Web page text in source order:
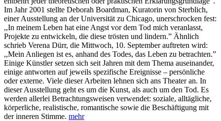
Im Jahr 2001 stellte Deborah Boardman, Kuratorin von Sterblich,
einer Ausstellung an der Universität zu Chicago, unerschrocken fest:
,,In meinem Leben hat eine Angst vor dem Tod mich veranlasst,
Projekte zu entwickeln, die diese trösten und lindern.” Ähnlich
schrieb Verena Dürr, die Mittwoch, 10. September auftreten wird:
,,Mein Anliegen ist es, anhand des Todes, das Leben zu betrachten.”
Einige Künstler setzen sich seit Jahren mit dem Thema auseinander,
einige antworten auf jeweils spezifische Ereignisse – persönliche
oder externe. Viele dieser Arbeiten lehnen sich ans Theater an. In
dieser Ausstellung geht es um die Kunst, als auch um den Tod. Es
werden allerlei Betrachtungsweisen verwendet: soziale, alltägliche,
körperliche, realistische, romantische sowie die Beschäftigung mit
der inneren Stimme. mehr